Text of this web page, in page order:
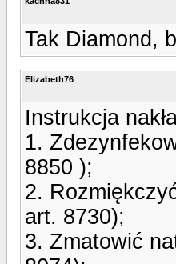
Tak Diamond,
Elizabeth76
Instrukcja
1.
8850 );
2.
art. 8730);
3. Zmatowić